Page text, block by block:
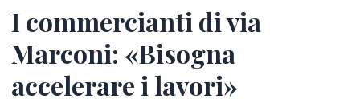
I commercianti di via
Marconi: «Bisogna
accelerare i lavori»